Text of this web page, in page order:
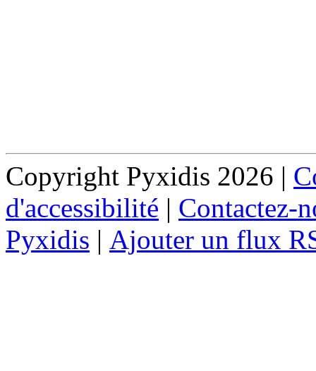
Copyright Pyxidis 2026 |
d'accessibilité | Contactez-
Pyxidis | Ajouter un flux